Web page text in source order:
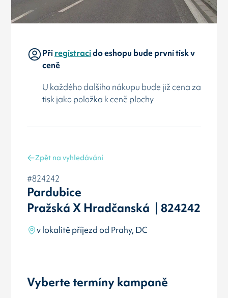
Přiregistracido eshopu bude první tisk v
ceně
U každého dalšího nákupu bude již cena za
tisk jako položka k ceně plochy
Zpět na vyhledávání
#824242
Pardubice
Pražská X Hradčanská | 824242
v lokalitě příjezd od Prahy, DC
Vyberte termíny kampaně